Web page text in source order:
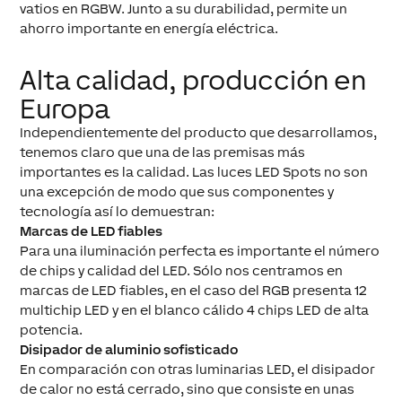
vatios en RGBW. Junto a su durabilidad, permite un
ahorro importante en energía eléctrica.
Alta calidad, producción en
Europa
Independientemente del producto que desarrollamos,
tenemos claro que una de las premisas más
importantes es la calidad. Las luces LED Spots no son
una excepción de modo que sus componentes y
tecnología así lo demuestran:
Marcas de LED fiables
Para una iluminación perfecta es importante el número
de chips y calidad del LED. Sólo nos centramos en
marcas de LED fiables, en el caso del RGB presenta 12
multichip LED y en el blanco cálido 4 chips LED de alta
potencia.
Disipador de aluminio sofisticado
En comparación con otras luminarias LED, el disipador
de calor no está cerrado, sino que consiste en unas